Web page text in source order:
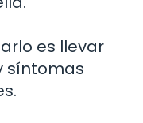
es llevar
síntomas